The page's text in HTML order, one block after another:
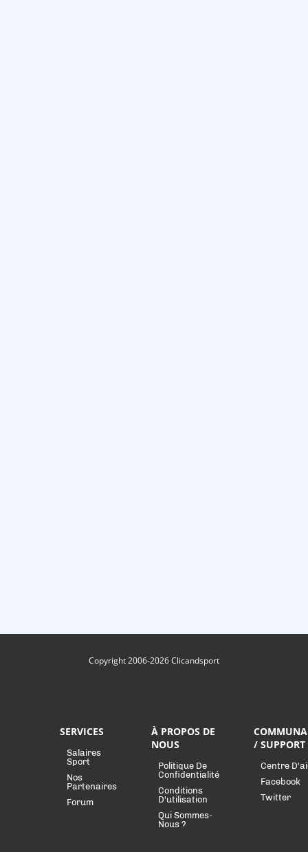
Copyright 2006-2026 Clicandsport
SERVICES
Salaires
Sport
Nos
Partenaires
Forum
À PROPOS DE
NOUS
Politique De
Confidentialité
Conditions
D'utilisation
Qui Sommes-
Nous ?
/ SUPPORT
Centre
Facebook
Twitter